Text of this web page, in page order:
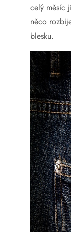
celý měsíc
něco
blesku.